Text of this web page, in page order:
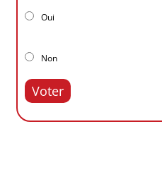
Oui
Non
Voter